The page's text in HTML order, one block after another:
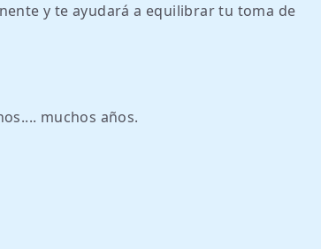
y te ayudará a equilibrar tu toma de
muchos años.